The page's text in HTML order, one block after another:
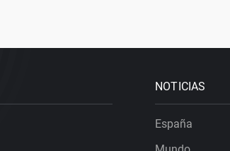
NOTICIAS
España